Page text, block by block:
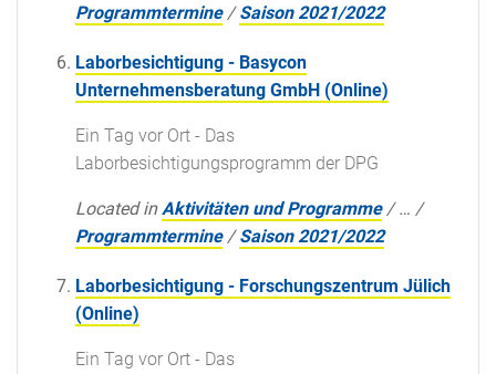
Programmtermine /Saison 2021/2022
Laborbesichtigung - Basycon
Unternehmensberatung GmbH (Online)
Ein Tag vor Ort - Das
Laborbesichtigungsprogramm der DPG
Located in Aktivitäten und Programme /… /
Programmtermine /Saison 2021/2022
Laborbesichtigung - Forschungszentrum Jülich
(Online)
Ein Tag vor Ort - Das